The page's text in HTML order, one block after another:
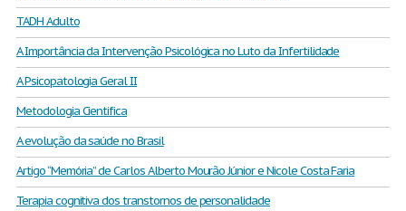
TADH Adulto
A Importância da Intervenção Psicológica no Luto da Infertilidade
A Psicopatologia Geral II
Metodologia Cientifica
A evolução da saúde no Brasil
Artigo “Memória” de Carlos Alberto Mourão Júnior e Nicole Costa Faria
Terapia cognitiva dos transtornos de personalidade